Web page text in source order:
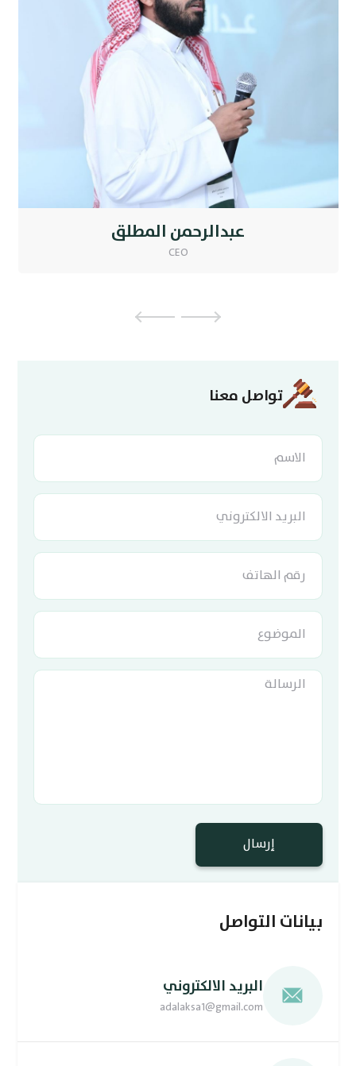
عبدالرحمن المطلق
مستشار قانوني
‹
›
تواصل معنا
إرسال
بيانات التواصل
البريد الالكتروني
adalaksa1@gmail.com